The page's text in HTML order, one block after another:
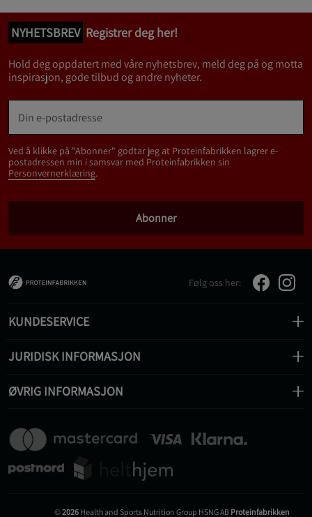
NYHETSBREV Registrer deg her!
Hold deg oppdatert med våre nyhetsbrev, meld deg på og motta
inspirasjon, gode tilbud og andre nyheter.
Ved å klikke på "Abonner" godtar jeg at Proteinfabrikken lagrer e-
postadressen min i samsvar med Proteinfabrikken sin
Personvernerklæring.
Abonner
Følg oss her:
KUNDESERVICE
JURIDISK INFORMASJON
ØVRIG INFORMASJON
©2026 Health and Sports Nutrition Group HSNG AB Proteinfabrikken